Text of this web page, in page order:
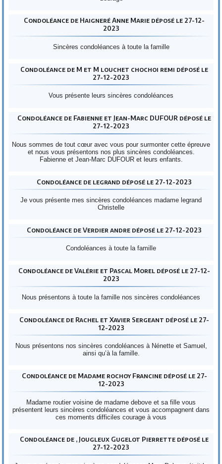
Condoléance de Haigneré Anne Marie déposé le 27-12-
2023
Sincères condoléances à toute la famille
Condoléance de M et M louchet chochoi remi déposé le
27-12-2023
Vous présente leurs sincères condoléances
Condoléance de Fabienne et Jean-Marc DUFOUR déposé le
27-12-2023
Nous sommes de tout cœur avec vous pour surmonter cette épreuve
et nous vous présentons nos plus sincères condoléances.
Fabienne et Jean-Marc DUFOUR et leurs enfants.
Condoléance de legrand déposé le 27-12-2023
Je vous présente mes sincères condoléances madame legrand
Christelle
Condoléance de Verdier andre déposé le 27-12-2023
Condoléances à toute la famille
Condoléance de Valérie et Pascal Morel déposé le 27-12-
2023
Nous présentons à toute la famille nos sincères condoléances
Condoléance de Rachel et Xavier Sergeant déposé le 27-
12-2023
Nous présentons nos sincères condoléances à Nénette et Samuel,
ainsi qu’à la famille.
Condoléance de Madame rochoy Francine déposé le 27-
12-2023
Madame routier voisine de madame debove et sa fille vous
présentent leurs sincères condoléances et vous accompagnent dans
ces moments difficiles courage à vous
Condoléance de , Jougleux Gugelot Pierrette déposé le
27-12-2023